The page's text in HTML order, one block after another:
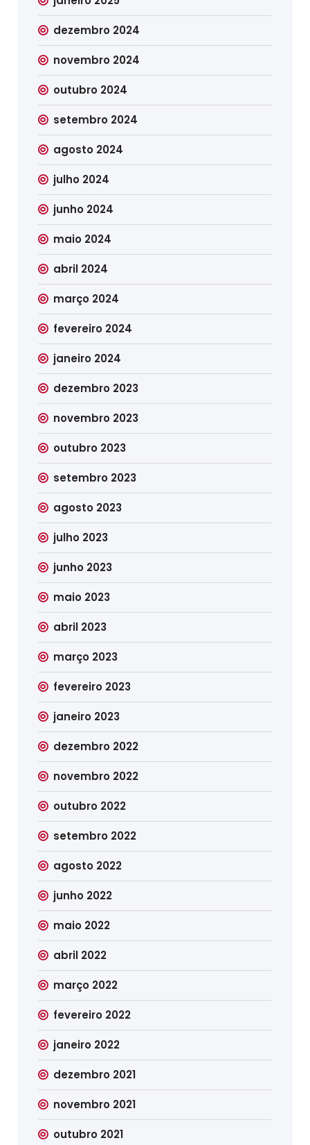
dezembro 2024
novembro 2024
outubro 2024
setembro 2024
agosto 2024
julho 2024
junho 2024
maio 2024
abril 2024
março 2024
fevereiro 2024
janeiro 2024
dezembro 2023
novembro 2023
outubro 2023
setembro 2023
agosto 2023
julho 2023
junho 2023
maio 2023
abril 2023
março 2023
fevereiro 2023
janeiro 2023
dezembro 2022
novembro 2022
outubro 2022
setembro 2022
agosto 2022
junho 2022
maio 2022
abril 2022
março 2022
fevereiro 2022
janeiro 2022
dezembro 2021
novembro 2021
outubro 2021